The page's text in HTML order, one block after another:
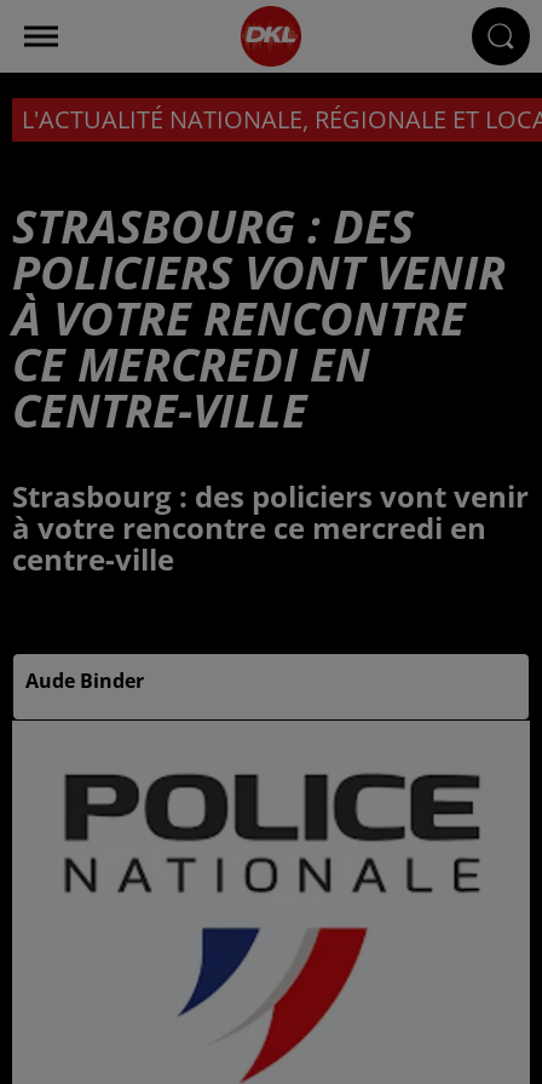
L'ACTUALITÉ NATIONALE, RÉGIONALE ET
STRASBOURG : DES
POLICIERS VONT VENIR
À VOTRE RENCONTRE
CE MERCREDI EN
CENTRE-VILLE
Strasbourg : des policiers vont venir
à votre rencontre ce mercredi en
centre-ville
Aude Binder